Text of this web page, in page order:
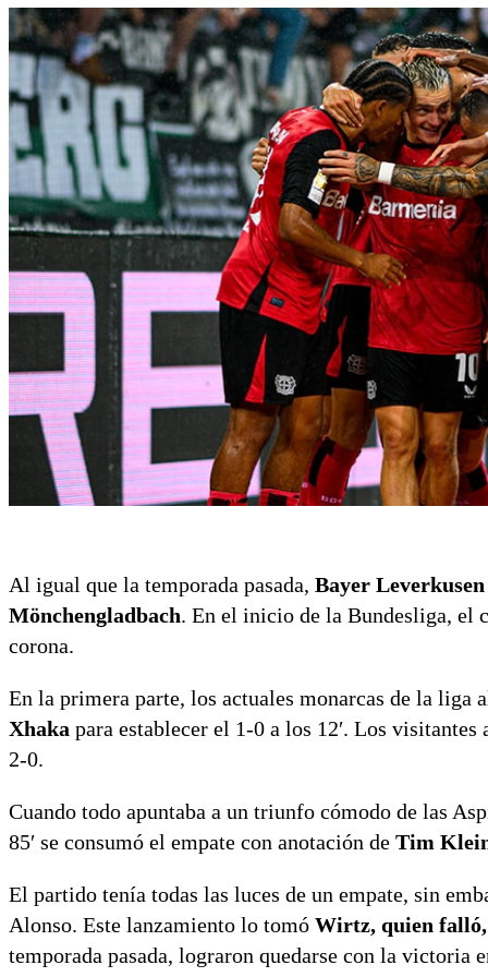
Al igual que la temporada pasada, Bayer
Mönchengladbach. En el inicio de la Bundesliga, el
corona.
En la primera parte, los actuales monarcas de la liga
Xhaka para establecer el 1-0 a los 12′. Los
2-0.
Cuando todo apuntaba a un triunfo cómodo de las
85′ se consumó el empate con anotación de Tim
El partido tenía todas las luces de un empate, sin
Alonso. Este lanzamiento lo tomó Wirtz, quien falló,
temporada pasada, lograron quedarse con la victoria